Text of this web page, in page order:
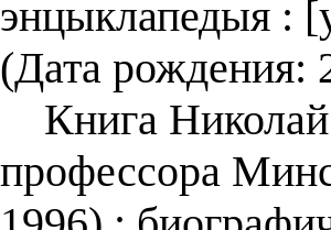
энцыклапедыя :
(Дата рождения:
Книга
профессора